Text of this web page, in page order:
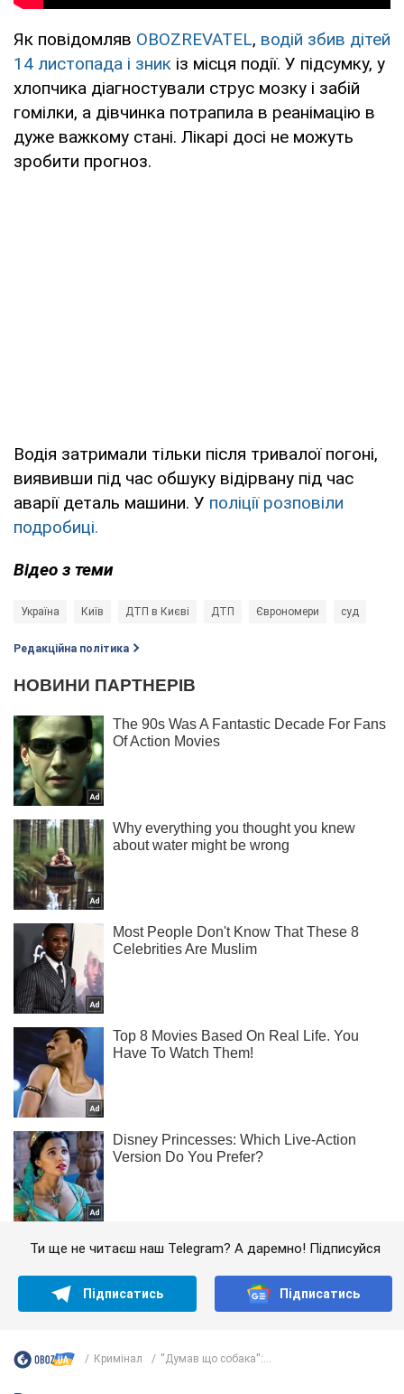
Як повідомляв OBOZREVATEL, водій збив дітей
14 листопада і зник із місця події. У підсумку, у
хлопчика діагностували струс мозку і забій
гомілки, а дівчинка потрапила в реанімацію в
дуже важкому стані. Лікарі досі не можуть
зробити прогноз.
Водія затримали тільки після тривалої погоні,
виявивши під час обшуку відірвану під час
аварії деталь машини. У поліції розповіли
подробиці.
Відео з теми
Україна Київ ДТП в Києві ДТП Єврономери суд
Редакційна політика
Ти ще не читаєш наш Telegram? А даремно! Підписуйся
Підписатись Підписатись
Кримінал ''Думав що собака'':...